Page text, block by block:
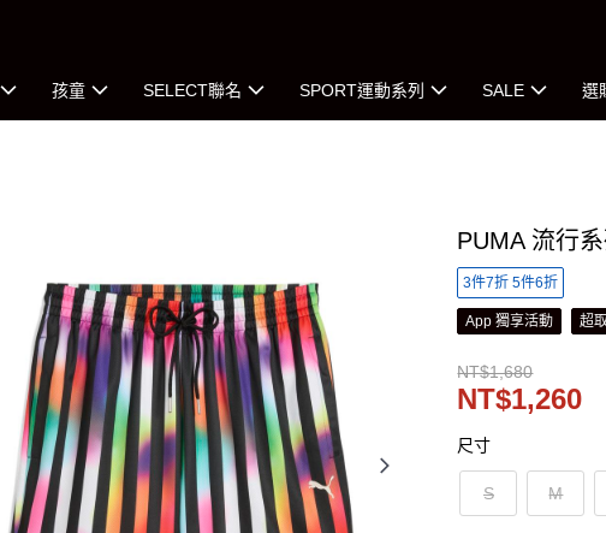
孩童 SELECT聯名 SPORT運動系列 SALE 選
PUMA 流行
3件7折 5件6折
App 獨享活動 超
NT$1,680
NT$1,260
尺寸
S M